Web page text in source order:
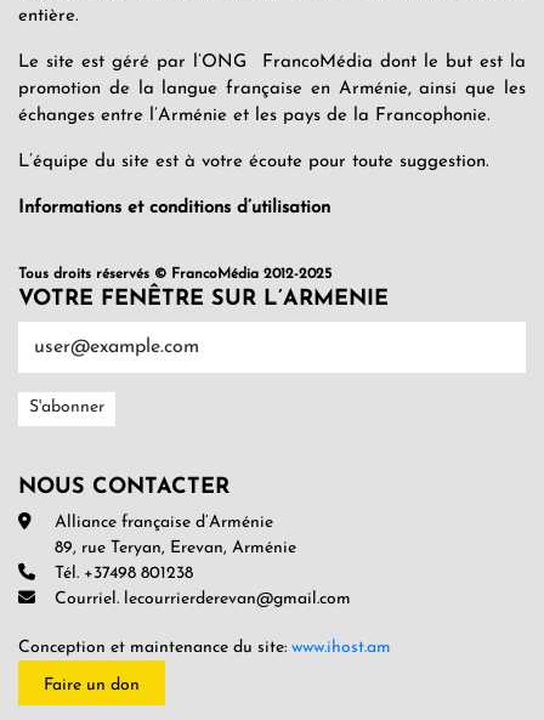
entière.
Le site est géré par l’ONG FrancoMédia dont le but est la
promotion de la langue française en Arménie, ainsi que les
échanges entre l’Arménie et les pays de la Francophonie.
L’équipe du site est à votre écoute pour toute suggestion.
Informations et conditions d’utilisation
Tous droits réservés © FrancoMédia 2012-2025
VOTRE FENÊTRE SUR L’ARMENIE
NOUS CONTACTER
Alliance française d’Arménie
89, rue Teryan, Erevan, Arménie
Tél. +37498 801238
Courriel. lecourrierderevan@gmail.com
Conception et maintenance du site: www.ihost.am
Faire un don